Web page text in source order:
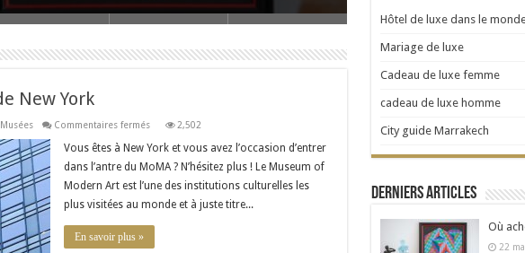
New York
Musées Commentaires ferméssur
Museum
Modern
de
New
York
2,502
Vous êtes à New York et vous avez l’occasion d’entrer
dans l’antre du MoMA ? N’hésitez plus ! Le Museum of
Modern Art est l’une des institutions culturelles les
plus visitées au monde et à juste titre...
En savoir plus »
Hôtel de luxe dans le
Mariage de luxe
Cadeau de luxe femme
cadeau de luxe homme
City guide Marrakech
Derniers articles
Où
22